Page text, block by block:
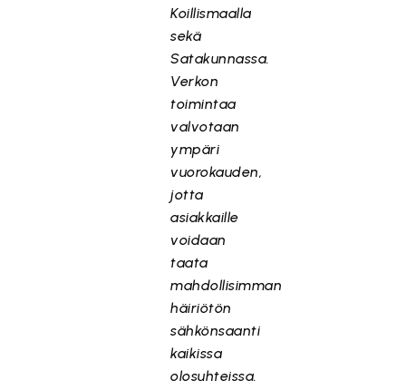
Koillismaalla
sekä
Satakunnassa.
Verkon
toimintaa
valvotaan
ympäri
vuorokauden,
jotta
asiakkaille
voidaan
taata
mahdollisimman
häiriötön
sähkönsaanti
kaikissa
olosuhteissa.